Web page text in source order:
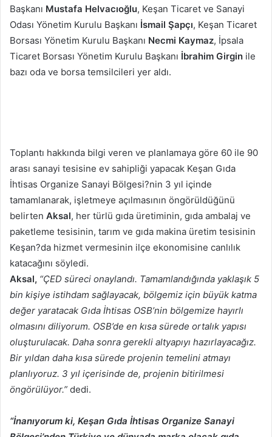
Başkanı Mustafa Helvacıoğlu, Keşan Ticaret ve Sanayi
Odası Yönetim Kurulu Başkanı İsmail Şapçı, Keşan Ticaret
Borsası Yönetim Kurulu Başkanı Necmi Kaymaz, İpsala
Ticaret Borsası Yönetim Kurulu Başkanı İbrahim Girgin ile
bazı oda ve borsa temsilcileri yer aldı.
Toplantı hakkında bilgi veren ve planlamaya göre 60 ile 90
arası sanayi tesisine ev sahipliği yapacak Keşan Gıda
İhtisas Organize Sanayi Bölgesi?nin 3 yıl içinde
tamamlanarak, işletmeye açılmasının öngörüldüğünü
belirten Aksal, her türlü gıda üretiminin, gıda ambalaj ve
paketleme tesisinin, tarım ve gıda makina üretim tesisinin
Keşan?da hizmet vermesinin ilçe ekonomisine canlılık
katacağını söyledi.
Aksal, “ÇED süreci onaylandı. Tamamlandığında yaklaşık 5
bin kişiye istihdam sağlayacak, bölgemiz için büyük katma
değer yaratacak Gıda İhtisas OSB’nin bölgemize hayırlı
olmasını diliyorum. OSB’de en kısa sürede ortalık yapısı
oluşturulacak. Daha sonra gerekli altyapıyı hazırlayacağız.
Bir yıldan daha kısa sürede projenin temelini atmayı
planlıyoruz. 3 yıl içerisinde de, projenin bitirilmesi
öngörülüyor.” dedi.
“İnanıyorum ki, Keşan Gıda İhtisas Organize Sanayi